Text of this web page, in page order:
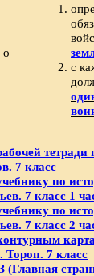
о
с
тетради
7 класс
по
7 класс 1
по
7 класс 2
Тороп. 7 класс
(Главная